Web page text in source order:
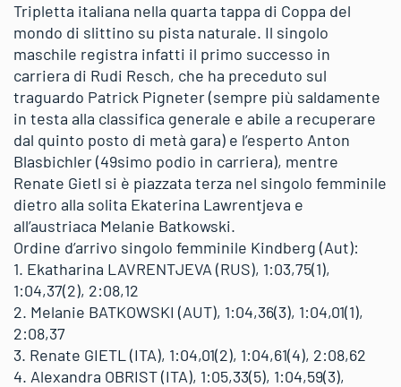
Tripletta italiana nella quarta tappa di Coppa del
mondo di slittino su pista naturale. Il singolo
maschile registra infatti il primo successo in
carriera di Rudi Resch, che ha preceduto sul
traguardo Patrick Pigneter (sempre più saldamente
in testa alla classifica generale e abile a recuperare
dal quinto posto di metà gara) e l’esperto Anton
Blasbichler (49simo podio in carriera), mentre
Renate Gietl si è piazzata terza nel singolo femminile
dietro alla solita Ekaterina Lawrentjeva e
all’austriaca Melanie Batkowski.
Ordine d’arrivo singolo femminile Kindberg (Aut):
1. Ekatharina LAVRENTJEVA (RUS), 1:03,75(1),
1:04,37(2), 2:08,12
2. Melanie BATKOWSKI (AUT), 1:04,36(3), 1:04,01(1),
2:08,37
3. Renate GIETL (ITA), 1:04,01(2), 1:04,61(4), 2:08,62
4. Alexandra OBRIST (ITA), 1:05,33(5), 1:04,59(3),